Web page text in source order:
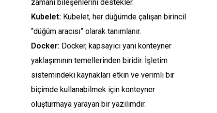
zamanı bileşenlerini destekler.
Kubelet: Kubelet, her düğümde çalışan birincil
“düğüm aracısı” olarak tanımlanır.
Docker: Docker, kapsayıcı yani konteyner
yaklaşımının temellerinden biridir. İşletim
sistemindeki kaynakları etkin ve verimli bir
biçimde kullanabilmek için konteyner
oluşturmaya yarayan bir yazılımdır.